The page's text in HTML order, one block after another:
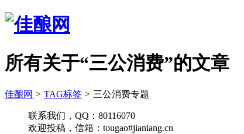
所有关于“三公消费”的文章
佳酿网 > TAG标签 > 三公消费专题
联系我们，QQ：80116070
欢迎投稿，信箱：tougao#jianiang.cn